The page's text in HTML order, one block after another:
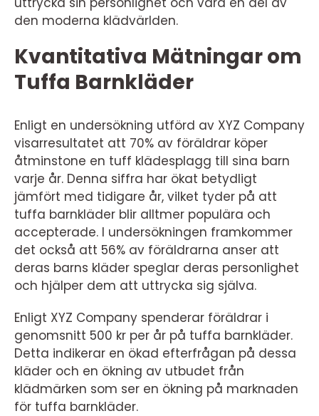
den moderna klädvärlden.
Kvantitativa Mätningar om
Tuffa Barnkläder
Enligt en undersökning utförd av XYZ Company
visarresultatet att 70% av föräldrar köper
åtminstone en tuff klädesplagg till sina barn
varje år. Denna siffra har ökat betydligt
jämfört med tidigare år, vilket tyder på att
tuffa barnkläder blir alltmer populära och
accepterade. I undersökningen framkommer
det också att 56% av föräldrarna anser att
deras barns kläder speglar deras personlighet
och hjälper dem att uttrycka sig själva.
Enligt XYZ Company spenderar föräldrar i
genomsnitt 500 kr per år på tuffa barnkläder.
Detta indikerar en ökad efterfrågan på dessa
kläder och en ökning av utbudet från
klädmärken som ser en ökning på marknaden
för tuffa barnkläder.